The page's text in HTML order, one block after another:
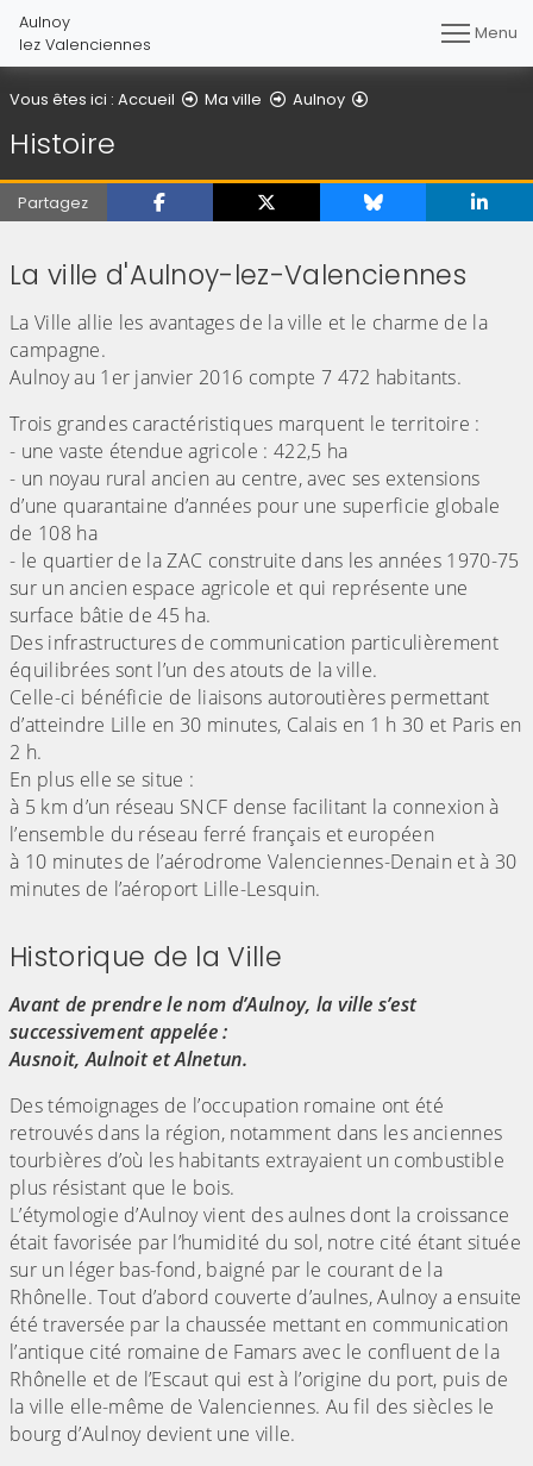
Aulnoy
lez Valenciennes
Menu
Vous êtes ici : Accueil Ma ville Aulnoy
Histoire
Partagez
La ville d'Aulnoy-lez-Valenciennes
La Ville allie les avantages de la ville et le charme de la
campagne.
Aulnoy au 1er janvier 2016 compte 7 472 habitants.
Trois grandes caractéristiques marquent le territoire :
- une vaste étendue agricole : 422,5 ha
- un noyau rural ancien au centre, avec ses extensions
d’une quarantaine d’années pour une superficie globale
de 108 ha
- le quartier de la ZAC construite dans les années 1970-75
sur un ancien espace agricole et qui représente une
surface bâtie de 45 ha.
Des infrastructures de communication particulièrement
équilibrées sont l’un des atouts de la ville.
Celle-ci bénéficie de liaisons autoroutières permettant
d’atteindre Lille en 30 minutes, Calais en 1 h 30 et Paris en
2 h.
En plus elle se situe :
à 5 km d’un réseau SNCF dense facilitant la connexion à
l’ensemble du réseau ferré français et européen
à 10 minutes de l’aérodrome Valenciennes-Denain et à 30
minutes de l’aéroport Lille-Lesquin.
Historique de la Ville
Avant de prendre le nom d’Aulnoy, la ville s’est
successivement appelée :
Ausnoit, Aulnoit et Alnetun.
Des témoignages de l’occupation romaine ont été
retrouvés dans la région, notamment dans les anciennes
tourbières d’où les habitants extrayaient un combustible
plus résistant que le bois.
L’étymologie d’Aulnoy vient des aulnes dont la croissance
était favorisée par l’humidité du sol, notre cité étant située
sur un léger bas-fond, baigné par le courant de la
Rhônelle. Tout d’abord couverte d’aulnes, Aulnoy a ensuite
été traversée par la chaussée mettant en communication
l’antique cité romaine de Famars avec le confluent de la
Rhônelle et de l’Escaut qui est à l’origine du port, puis de
la ville elle-même de Valenciennes. Au fil des siècles le
bourg d’Aulnoy devient une ville.